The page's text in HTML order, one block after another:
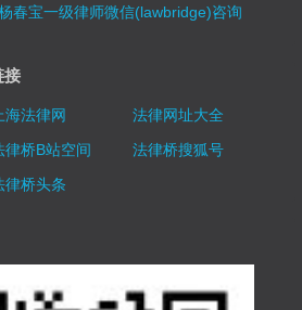
春宝一级律师微信(lawbridge)咨询
接
海法律网
法律网址大全
律桥B站空间
法律桥搜狐号
律桥头条